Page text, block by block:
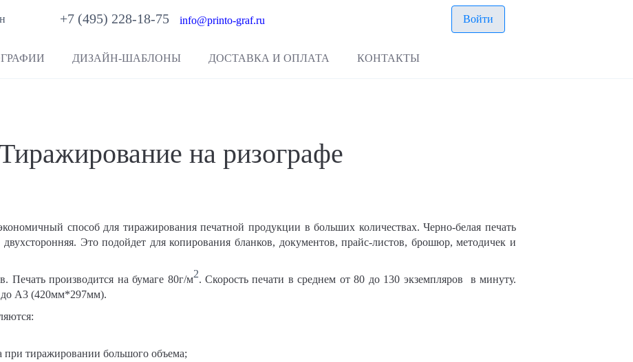
+7 (495) 228-18-75info@printo-graf.ru Войти
ДИЗАЙН-ШАБЛОНЫ ДОСТАВКА И ОПЛАТА КОНТАКТЫ
на ризографе
способ для тиражирования печатной продукции в больших количествах. Черно-белая печать
Это подойдет для копирования бланков, документов, прайс-листов, брошюр, методичек и
Печать производится на бумаге 80г/м2. Скорость печати в среднем от 80 до 130 экземпляров в минуту.
А3 (420мм*297мм).
при тиражировании большого объема;